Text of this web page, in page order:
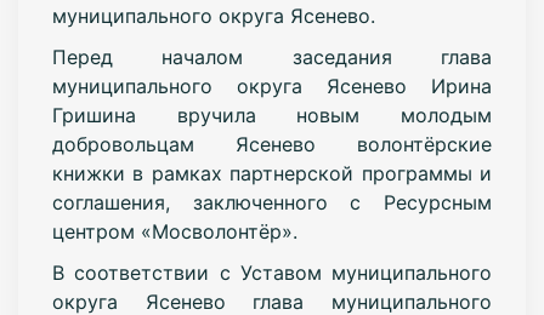
муниципального округа Ясенево.
Перед началом заседания глава
муниципального округа Ясенево Ирина
Гришина вручила новым молодым
добровольцам Ясенево волонтёрские
книжки в рамках партнерской программы и
соглашения, заключенного с Ресурсным
центром «Мосволонтёр».
В соответствии с Уставом муниципального
округа Ясенево глава муниципального